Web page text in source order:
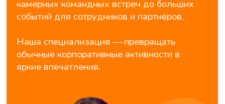
Приключенческие форматы на